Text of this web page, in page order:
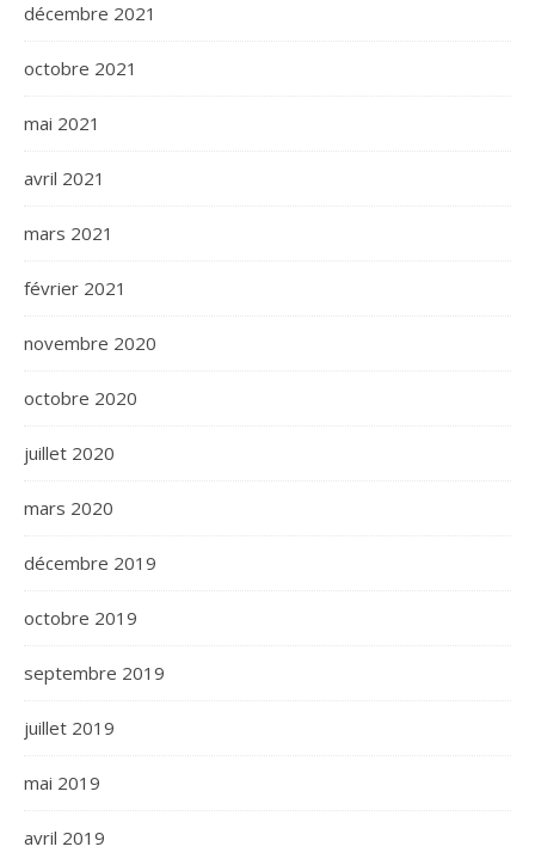
décembre 2021
octobre 2021
mai 2021
avril 2021
mars 2021
février 2021
novembre 2020
octobre 2020
juillet 2020
mars 2020
décembre 2019
octobre 2019
septembre 2019
juillet 2019
mai 2019
avril 2019